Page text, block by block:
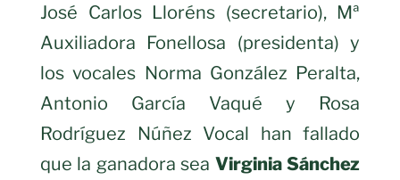
José Carlos Lloréns (secretario), Mª
Auxiliadora Fonellosa (presidenta) y
los vocales Norma González Peralta,
Antonio García Vaqué y Rosa
Rodríguez Núñez Vocal han fallado
que la ganadora sea Virginia Sánchez